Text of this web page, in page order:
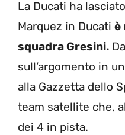
La Ducati ha
Marquez in Ducati è
squadra Gresini.
sull’argomento in
alla Gazzetta dello
team satellite che,
dei 4 in pista.